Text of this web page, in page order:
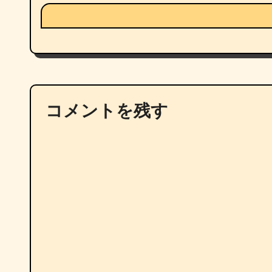
コメントを残す